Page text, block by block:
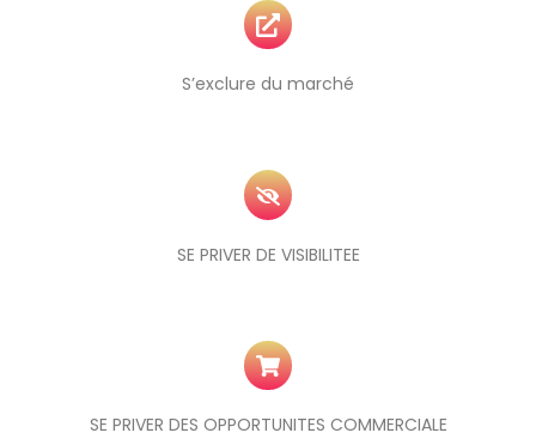
S’exclure du marché
SE PRIVER DE VISIBILITEE
SE PRIVER DES OPPORTUNITES COMMERCIALE